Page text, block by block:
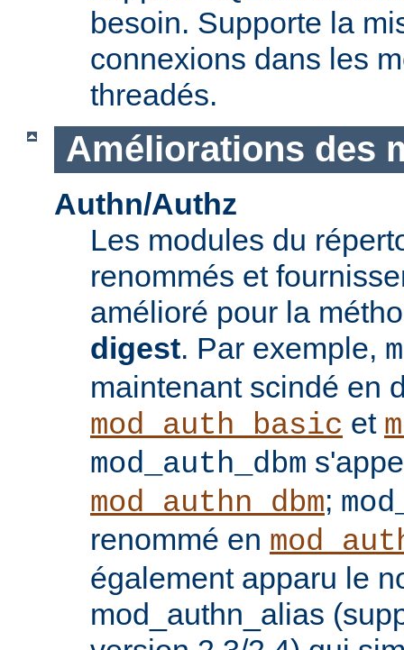
besoin. Supporte la
connexions dans les
threadés.
Améliorations des
Authn/Authz
Les modules du
renommés et
amélioré pour la
digest. Par exemple,
maintenant scindé en
mod_auth_basic et
mod_auth_dbm
mod_authn_dbm;
renommé en
également apparu le
mod_authn_alias